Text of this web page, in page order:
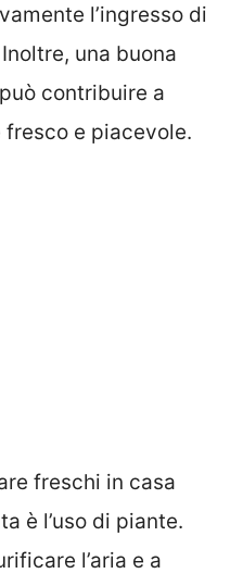
l’ingresso di
una buona
contribuire a
fresco e piacevole.
freschi in casa
è l’uso di piante.
l’aria e a